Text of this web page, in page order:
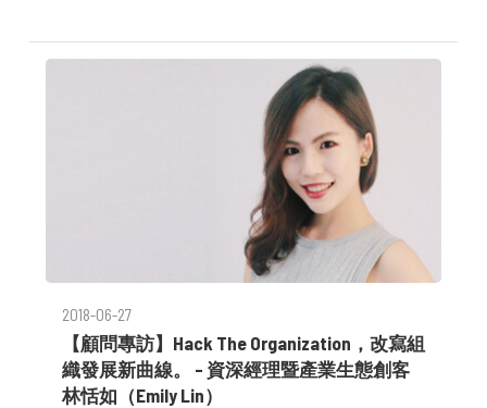
2018-06-27
【顧問專訪】Hack The Organization，改寫組
織發展新曲線。 – 資深經理暨產業生態創客
林恬如（Emily Lin）